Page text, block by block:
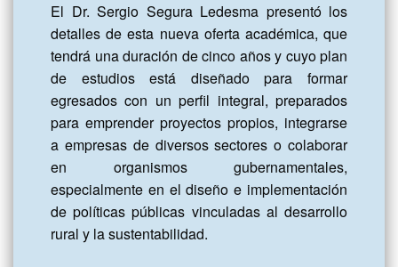
El Dr. Sergio Segura Ledesma presentó los
detalles de esta nueva oferta académica, que
tendrá una duración de cinco años y cuyo plan
de estudios está diseñado para formar
egresados con un perfil integral, preparados
para emprender proyectos propios, integrarse
a empresas de diversos sectores o colaborar
en organismos gubernamentales,
especialmente en el diseño e implementación
de políticas públicas vinculadas al desarrollo
rural y la sustentabilidad.